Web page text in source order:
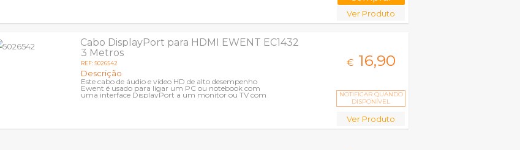
Ver Produto
Cabo DisplayPort para HDMI EWENT EC1432
3 Metros
REF: 5026542
Descrição
Este cabo de áudio e vídeo HD de alto desempenho
Ewent é usado para ligar um PC ou notebook com
uma interface DisplayPort a um monitor ou TV com
€ 16,90
NOTIFICAR QUANDO
DISPONÍVEL
Ver Produto